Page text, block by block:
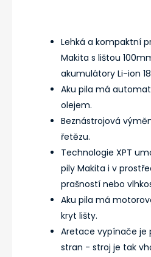
Lehká a kompaktní
Makita s lištou
akumulátory Li-ion
Aku pila má
olejem.
Beznástrojová
řetězu.
Technologie XPT
pily Makita i v
prašností nebo
Aku pila má
kryt lišty.
Aretace vypínače je
stran - stroj je tak